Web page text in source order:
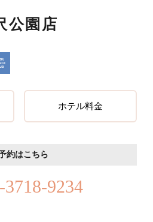
公園店
ホテル料金
約はこちら
3718-9234